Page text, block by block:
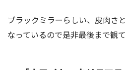
ブラックミラーらしい、皮肉さ
なっているので是非最後まで観